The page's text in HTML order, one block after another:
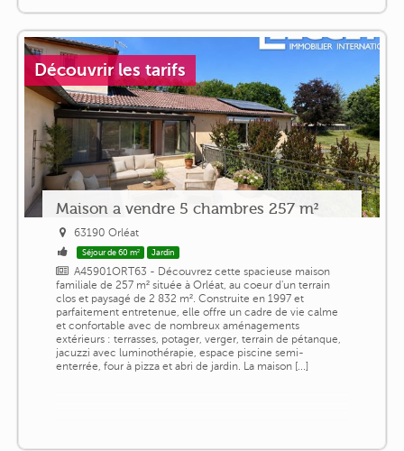
Découvrir les tarifs
Maison a vendre 5 chambres 257 m²
63190 Orléat
Séjour de 60 m² Jardin
A45901ORT63 - Découvrez cette spacieuse maison
familiale de 257 m² située à Orléat, au coeur d'un terrain
clos et paysagé de 2 832 m². Construite en 1997 et
parfaitement entretenue, elle offre un cadre de vie calme
et confortable avec de nombreux aménagements
extérieurs : terrasses, potager, verger, terrain de pétanque,
jacuzzi avec luminothérapie, espace piscine semi-
enterrée, four à pizza et abri de jardin. La maison [...]